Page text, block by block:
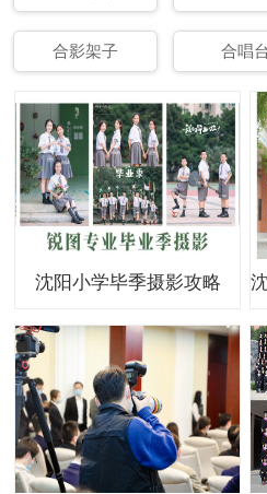
合影架子 合唱
沈阳小学毕季摄影攻略